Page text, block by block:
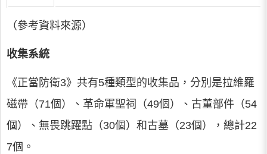
（參考資料來源）
收集系統
《正當防衛3》共有5種類型的收集品，分別是拉維羅
磁帶（71個）、革命軍聖祠（49個）、古董部件（54
個）、無畏跳躍點（30個）和古墓（23個），總計22
7個。